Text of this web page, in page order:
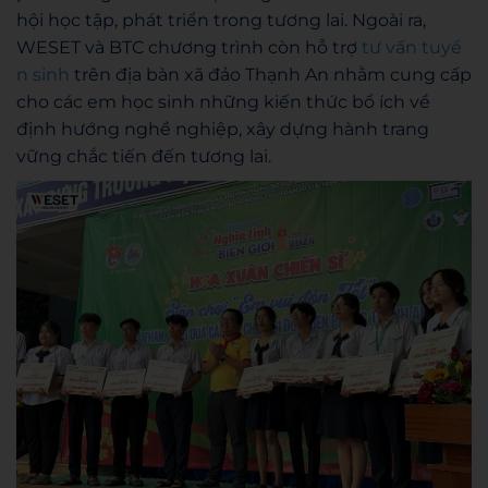
hội học tập, phát triển trong tương lai. Ngoài ra,
WESET và BTC chương trình còn hỗ trợ tư vấn tuyể
n sinh trên địa bàn xã đảo Thạnh An nhằm cung cấp
cho các em học sinh những kiến thức bổ ích về
định hướng nghề nghiệp, xây dựng hành trang
vững chắc tiến đến tương lai.